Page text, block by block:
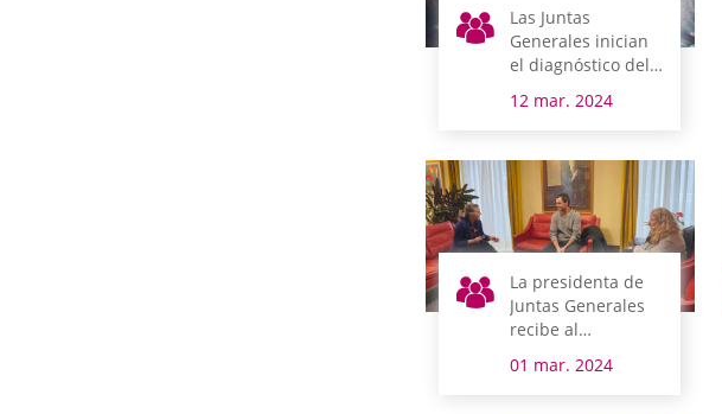
Las Juntas
Generales inician
el diagnóstico del
entre el personal
12 mar. 2024
La presidenta de
Juntas Generales
recibe al
gerente de
01 mar. 2024